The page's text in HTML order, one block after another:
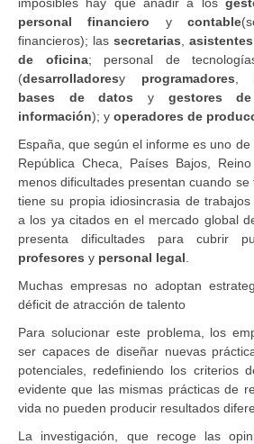
personal financiero ycontable
financieros); las secretarias asistentes
de oficina; personal de
(desarrolladoresy programadores ,
bases de datos y gestores
información); y operadores de
España, que según el informe es uno
República Checa, Países Bajos,
menos dificultades presentan cuando se
tiene su propia idiosincrasia de
a los ya citados en el mercado global
presenta dificultades para cubrir
profesores y personal legal
Muchas empresas no adoptan
déficit de atracción de talento
Para solucionar este problema, los
ser capaces de diseñar nuevas
potenciales, redefiniendo los criterios
evidente que las mismas prácticas de
vida no pueden producir resultados
La investigación, que recoge las